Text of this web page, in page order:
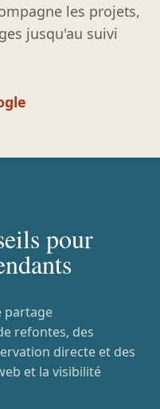
les projets,
jusqu'au suivi
pour
partage
refontes, des
directe et des
et la visibilité